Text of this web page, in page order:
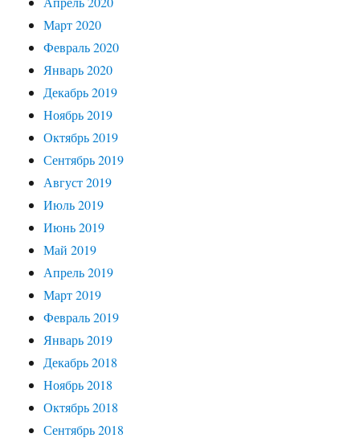
Март 2020
Февраль 2020
Январь 2020
Декабрь 2019
Ноябрь 2019
Октябрь 2019
Сентябрь 2019
Август 2019
Июль 2019
Июнь 2019
Май 2019
Апрель 2019
Март 2019
Февраль 2019
Январь 2019
Декабрь 2018
Ноябрь 2018
Октябрь 2018
Сентябрь 2018